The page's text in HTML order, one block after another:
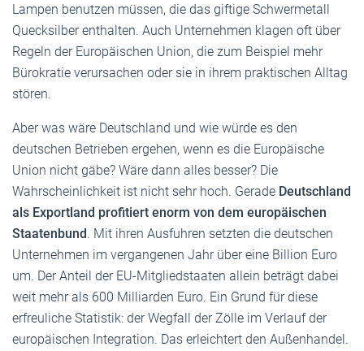
Lampen benutzen müssen, die das giftige Schwermetall
Quecksilber enthalten. Auch Unternehmen klagen oft über
Regeln der Europäischen Union, die zum Beispiel mehr
Bürokratie verursachen oder sie in ihrem praktischen Alltag
stören.
Aber was wäre Deutschland und wie würde es den
deutschen Betrieben ergehen, wenn es die Europäische
Union nicht gäbe? Wäre dann alles besser? Die
Wahrscheinlichkeit ist nicht sehr hoch. Gerade Deutschland
als Exportland profitiert enorm von dem europäischen
Staatenbund. Mit ihren Ausfuhren setzten die deutschen
Unternehmen im vergangenen Jahr über eine Billion Euro
um. Der Anteil der EU-Mitgliedstaaten allein beträgt dabei
weit mehr als 600 Milliarden Euro. Ein Grund für diese
erfreuliche Statistik: der Wegfall der Zölle im Verlauf der
europäischen Integration. Das erleichtert den Außenhandel.